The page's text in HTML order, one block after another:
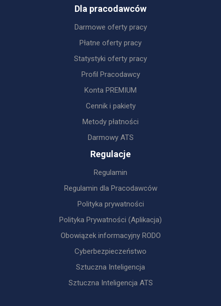
Dla pracodawców
Darmowe oferty pracy
Płatne oferty pracy
Statystyki oferty pracy
Profil Pracodawcy
Konta PREMIUM
Cennik i pakiety
Metody płatności
Darmowy ATS
Regulacje
Regulamin
Regulamin dla Pracodawców
Polityka prywatności
Polityka Prywatności (Aplikacja)
Obowiązek informacyjny RODO
Cyberbezpieczeństwo
Sztuczna Inteligencja
Sztuczna Inteligencja ATS